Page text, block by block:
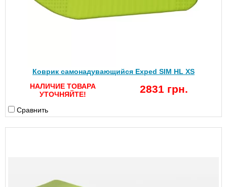
Коврик самонадувающийся Exped SIM HL XS
НАЛИЧИЕ ТОВАРА
УТОЧНЯЙТЕ!
2831 грн.
Сравнить